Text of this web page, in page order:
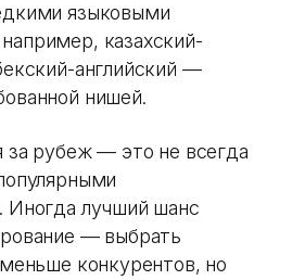
языковыми
казахский-
английский —
нишей.
за рубеж — это не всегда
Иногда лучший шанс
— выбрать
конкурентов, но